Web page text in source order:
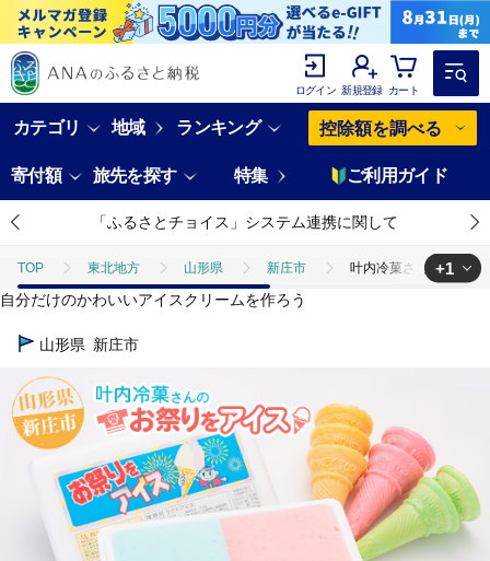
ログイン 新規登録 カート
カテゴリ 地域 ランキング 控除額を調べる
寄付額 旅先を探す 特集 ご利用ガイド
「ふるさとチョイス」システム連携に関して
TOP 東北地方 山形県 新庄市 叶内冷菓さんのお祭り
TOP 卵・乳製品 アイスクリーム
+1
自分だけのかわいいアイスクリームを作ろう
山形県 新庄市